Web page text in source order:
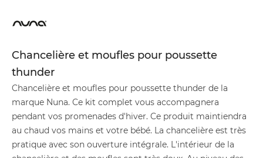
Chancelière et moufles pour poussette
thunder
Chancelière et moufles pour poussette thunder de la
marque Nuna. Ce kit complet vous accompagnera
pendant vos promenades d'hiver. Ce produit maintiendra
au chaud vos mains et votre bébé. La chancelière est très
pratique avec son ouverture intégrale. L'intérieur de la